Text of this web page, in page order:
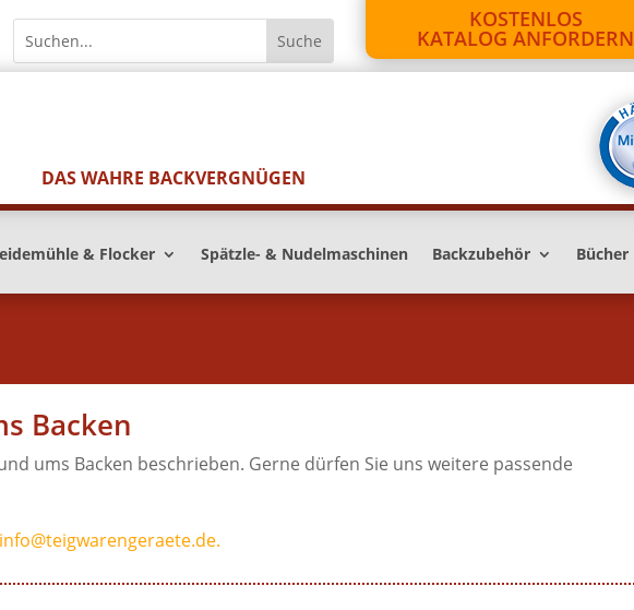
KOSTENLOS
KATALOG ANFORDERN
DAS WAHRE BACKVERGNÜGEN
& Flocker Spätzle- & Nudelmaschinen Backzubehör Bücher
Backen
ums Backen beschrieben. Gerne dürfen Sie uns weitere passende
info@teigwarengeraete.de.